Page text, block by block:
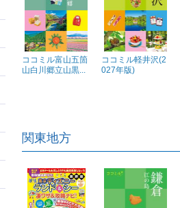
ココミル富山五箇
山白川郷立山黒...
ココミル軽井沢(2
027年版)
関東地方